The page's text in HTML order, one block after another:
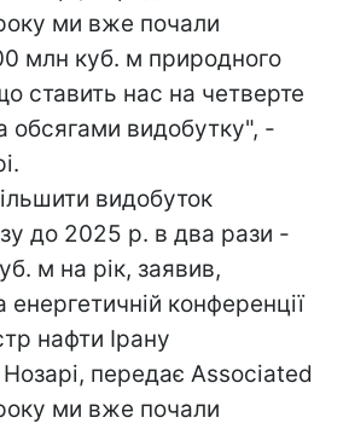
ми вже почали
млн куб. м природного
ставить нас на четверте
обсягами видобутку", -
видобуток
до 2025 р. в два рази -
м на рік, заявив,
конференції
нафти Ірану
передає Associated
ми вже почали